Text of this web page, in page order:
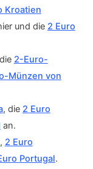
Kroatien
und die 2 Euro
2-Euro-
Münzen von
, die 2 Euro
an.
, 2 Euro
Portugal.